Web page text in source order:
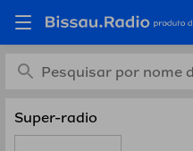
Ouça
em
Super-radio